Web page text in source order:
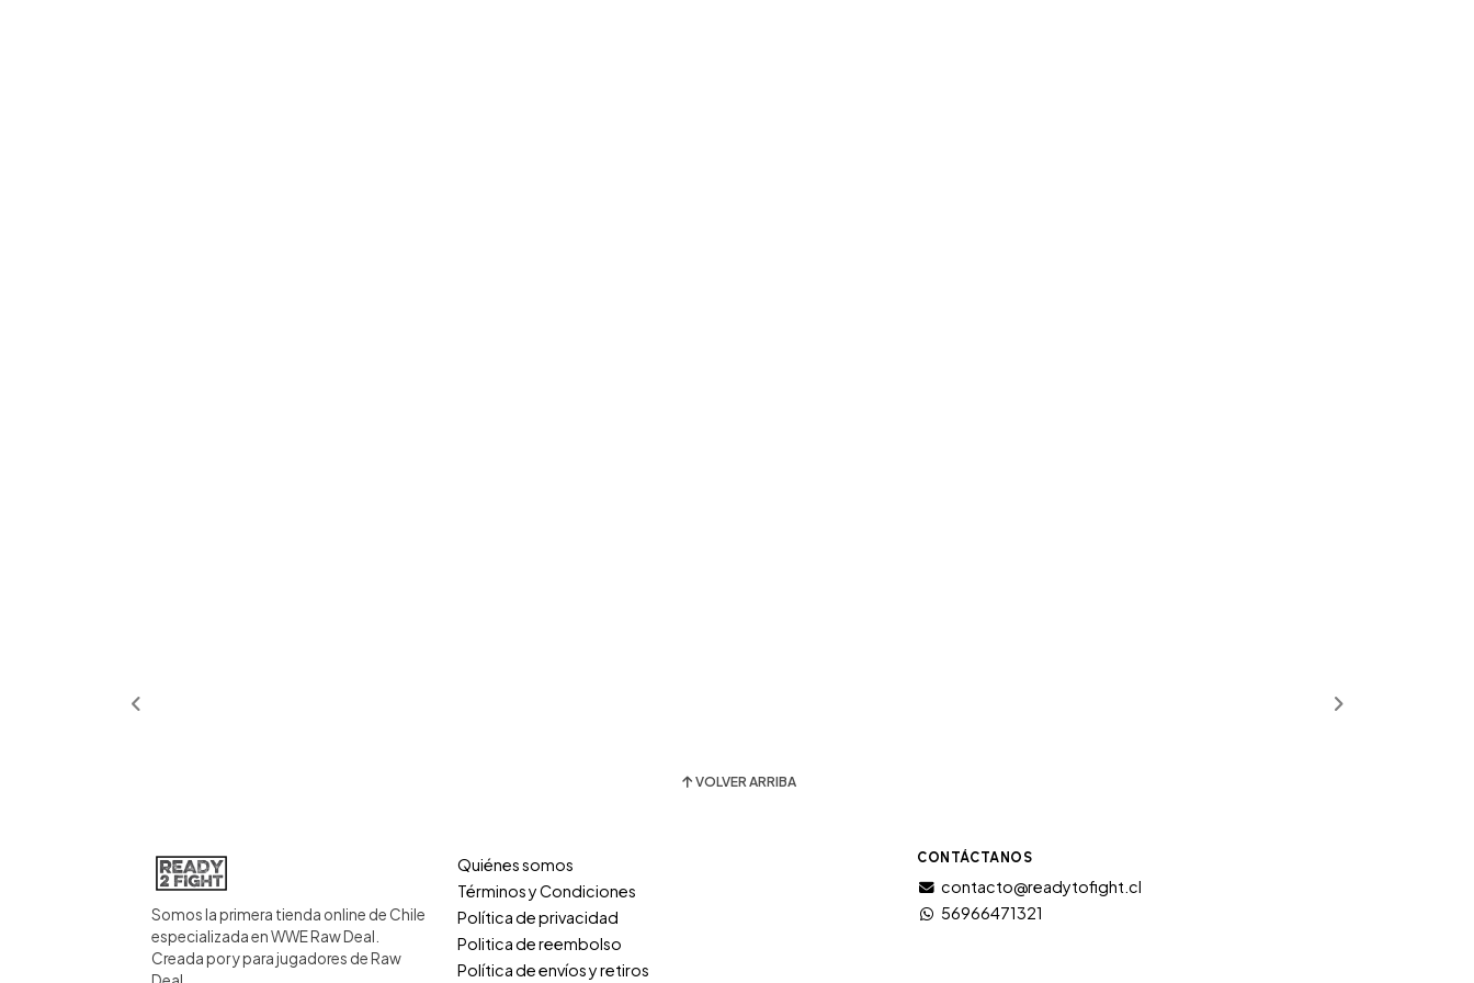
VOLVER ARRIBA
Somos la primera tienda online de Chile
especializada en WWE Raw Deal.
Creada por y para jugadores de Raw
Quiénes somos
Términos y Condiciones
Política de privacidad
Politica de reembolso
Política de envíos y retiros
CONTÁCTANOS
contacto@readytofight.cl
56966471321